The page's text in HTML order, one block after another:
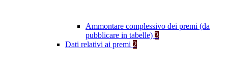
Ammontare complessivo dei premi (da
pubblicare in tabelle) 3
Dati relativi ai premi 2